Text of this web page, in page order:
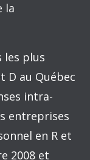
la
les plus
D au Québec
intra-
entreprises
en R et
2008 et